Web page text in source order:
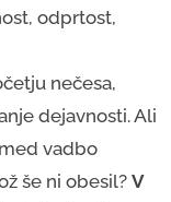
odprtost,
nečesa,
dejavnosti. Ali
vadbo
še ni obesil? V